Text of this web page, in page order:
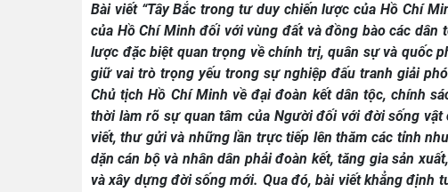
Bài viết “Tây Bắc trong tư duy chiến lược của Hồ Chí
của Hồ Chí Minh đối với vùng đất và đồng bào các
lược đặc biệt quan trọng về chính trị, quân sự và quốc
giữ vai trò trọng yếu trong sự nghiệp đấu tranh giải
Chủ tịch Hồ Chí Minh về đại đoàn kết dân tộc, chính
thời làm rõ sự quan tâm của Người đối với đời sống
viết, thư gửi và những lần trực tiếp lên thăm các tỉnh
dặn cán bộ và nhân dân phải đoàn kết, tăng gia sản
và xây dựng đời sống mới. Qua đó, bài viết khẳng định